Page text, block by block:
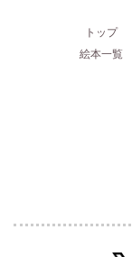
トップ
絵本一覧